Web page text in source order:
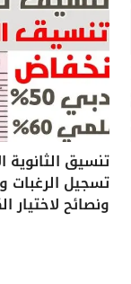
تسجيل الرغبات
ونصائح لاختيار